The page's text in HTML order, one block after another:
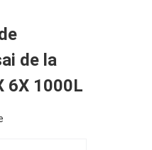
de la
6X 1000L